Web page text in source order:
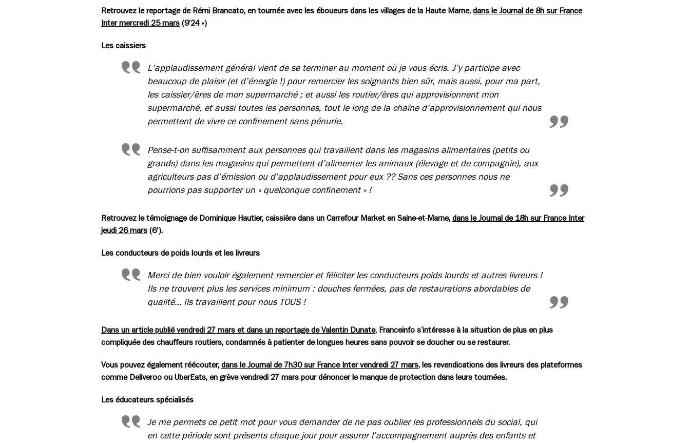
Retrouvez le reportage de Rémi Brancato, en tournée avec les éboueurs dans les villages de la Haute Marne, dans le Journal de 8h sur France
Inter mercredi 25 mars (9’24 »)
Les caissiers
L’applaudissement général vient de se terminer au moment où je vous écris. J’y participe avec
beaucoup de plaisir (et d’énergie !) pour remercier les soignants bien sûr, mais aussi, pour ma part,
les caissier/ères de mon supermarché ; et aussi les routier/ères qui approvisionnent mon
supermarché, et aussi toutes les personnes, tout le long de la chaîne d’approvisionnement qui nous
permettent de vivre ce confinement sans pénurie.
Pense-t-on suffisamment aux personnes qui travaillent dans les magasins alimentaires (petits ou
grands) dans les magasins qui permettent d’alimenter les animaux (élevage et de compagnie), aux
agriculteurs pas d’émission ou d’applaudissement pour eux ?? Sans ces personnes nous ne
pourrions pas supporter un « quelconque confinement » !
Retrouvez le témoignage de Dominique Hautier, caissière dans un Carrefour Market en Saine-et-Marne, dans le Journal de 18h sur France Inter
jeudi 26 mars (6′).
Les conducteurs de poids lourds et les livreurs
Merci de bien vouloir également remercier et féliciter les conducteurs poids lourds et autres livreurs !
Ils ne trouvent plus les services minimum : douches fermées, pas de restaurations abordables de
qualité… Ils travaillent pour nous TOUS !
Dans un article publié vendredi 27 mars et dans un reportage de Valentin Dunate, Franceinfo s’intéresse à la situation de plus en plus
compliquée des chauffeurs routiers, condamnés à patienter de longues heures sans pouvoir se doucher ou se restaurer.
Vous pouvez également réécouter, dans le Journal de 7h30 sur France Inter vendredi 27 mars, les revendications des livreurs des plateformes
comme Deliveroo ou UberEats, en grève vendredi 27 mars pour dénoncer le manque de protection dans leurs tournées.
Les éducateurs spécialisés
Je me permets ce petit mot pour vous demander de ne pas oublier les professionnels du social, qui
en cette période sont présents chaque jour pour assurer l’accompagnement auprès des enfants et